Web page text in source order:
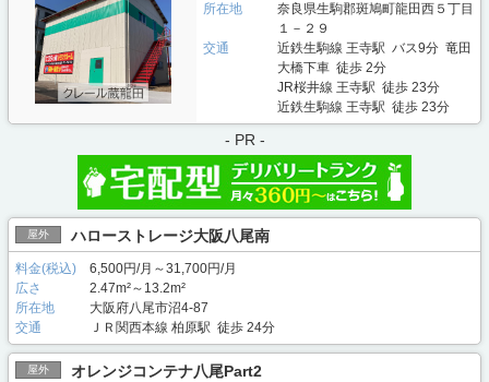
所在地
奈良県生駒郡斑鳩町龍田西５丁目
１－２９
交通
近鉄生駒線 王寺駅 バス9分 竜田
大橋下車 徒歩 2分
JR桜井線 王寺駅 徒歩 23分
近鉄生駒線 王寺駅 徒歩 23分
- PR -
屋外 ハローストレージ大阪八尾南
料金(税込)
6,500円/月～31,700円/月
広さ
2.47m²～13.2m²
所在地
大阪府八尾市沼4-87
交通
ＪＲ関西本線 柏原駅 徒歩 24分
屋外 オレンジコンテナ八尾Part2